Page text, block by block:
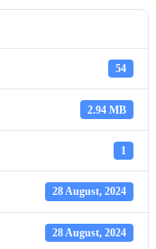
54
2.94 MB
1
28 August, 2024
28 August, 2024